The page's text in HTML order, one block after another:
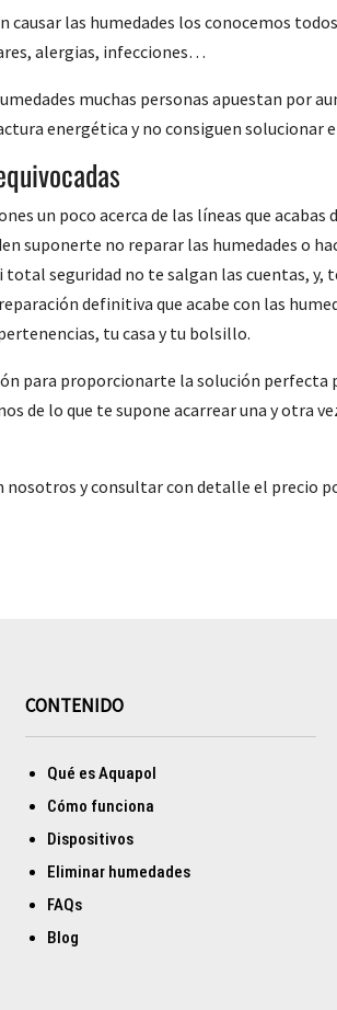
causar las humedades los conocemos
alergias, infecciones…
muchas personas apuestan por
energética y no consiguen solucionar
un poco acerca de las líneas que acabas
suponerte no reparar las humedades o
total seguridad no te salgan las cuentas, y,
definitiva que acabe con las
tu casa y tu bolsillo.
para proporcionarte la solución perfecta
de lo que te supone acarrear una y otra
nosotros y consultar con detalle el precio
CONTENIDO
Qué es Aquapol
Cómo funciona
Dispositivos
Eliminar humedades
FAQs
Blog